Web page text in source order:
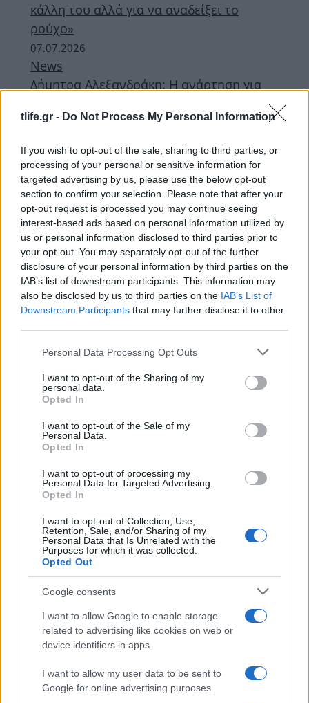
tlife.gr - Do Not Process My Personal Information
If you wish to opt-out of the sale, sharing to third parties, or
processing of your personal or sensitive information for
targeted advertising by us, please use the below opt-out
section to confirm your selection. Please note that after your
opt-out request is processed you may continue seeing
interest-based ads based on personal information utilized by
us or personal information disclosed to third parties prior to
your opt-out. You may separately opt-out of the further
disclosure of your personal information by third parties on the
IAB’s list of downstream participants. This information may
also be disclosed by us to third parties on the IAB’s List of
Downstream Participants that may further disclose it to other
Please note that this website/app uses one or more Google
not limited to your visit or usage behaviour. You may click to
grant or deny consent to Google and its third-party tags to
use your data for below specified purposes in below Google
consent section.
Personal Data Processing Opt Outs
I want to opt-out of the Sharing of my
personal data.
Opted In
I want to opt-out of the Sale of my
Personal Data.
Opted In
I want to opt-out of processing my
Personal Data for Targeted Advertising.
Opted In
I want to opt-out of Collection, Use,
Retention, Sale, and/or Sharing of my
Personal Data that Is Unrelated with the
Purposes for which it was collected.
Opted Out
Google consents
I want to allow Google to enable storage
related to advertising like cookies on web or
device identifiers in apps.
I want to allow my user data to be sent to
Google for online advertising purposes.
κάλλη του αλλά για να αναδείξει το
ρούχο»
07.07.2026
News
Δήμητρα Αλεξανδράκη: Η ανάρτηση για
«Σπάσανε αγγειάκια από τη πίεσή μου, με
ΔΙΑΦΗΜΙΣΗ
Media
Δήμητρα Αλεξανδράκη για Κώστα Τσουρό:
λόγο να το κάνει;»
11.05.2026
Media
Συγκλονίζει η Δήμητρα Αλεξανδράκη για
αλκοόλ – Σιχάθηκα τον εαυτό μου»
11.05.2026
Media
Δήμητρα Αλεξανδράκη για Κώστα Τσουρό:
«Είναι ασέβαστος – Δεν θα έπρεπε να
είναι στην ελληνική τηλεόραση»
21.04.2026
Δήμητρα Αλεξανδράκη: «Με έχει
τυφλώσει ο έρωτας, είχα ξεχάσει πως